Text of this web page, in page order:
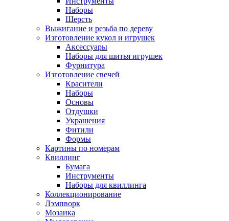
Наборы
Шерсть
Выжигание и резьба по дереву
Изготовление кукол и игрушек
Аксессуары
Наборы для шитья игрушек
Фурнитура
Изготовление свечей
Красители
Наборы
Основы
Отдушки
Украшения
Фитили
Формы
Картины по номерам
Квиллинг
Бумага
Инструменты
Наборы для квиллинга
Коллекционирование
Лэмпворк
Мозаика